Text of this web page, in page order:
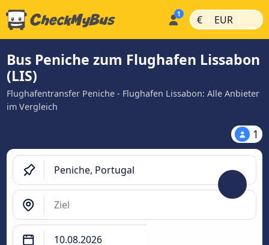
€ | EUR |
Bus Peniche zum Flughafen Lissabon
(LIS)
Flughafentransfer Peniche - Flughafen Lissabon: Alle Anbieter
im Vergleich
1